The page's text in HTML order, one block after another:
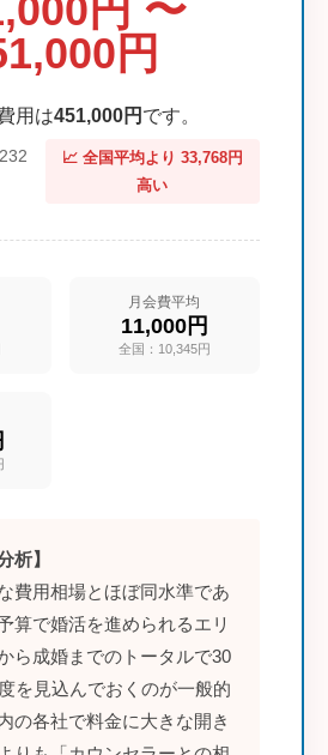
円 〜
円
用は451,000円 です。
📈 全国平均より 33,768円
高い
月会費平均
11,000円
全国：10,345円
析】
費用相場とほぼ同水準であ
算で婚活を進められるエリ
ら成婚までのトータルで30
を見込んでおくのが一般的
の各社で料金に大きな開き